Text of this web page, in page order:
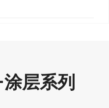
层系列